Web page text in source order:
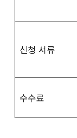
신청 서류
수수료